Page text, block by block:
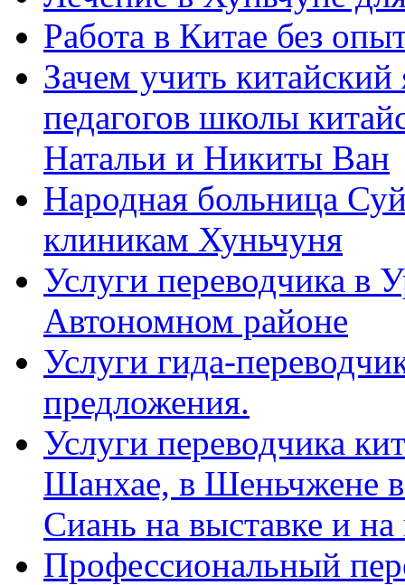
Работа в Китае без
Зачем учить
педагогов школы
Натальи и Никиты Ван
Народная больница
клиникам Хуньчуня
Услуги переводчика в
Автономном районе
Услуги гида-
предложения.
Услуги переводчика
Шанхае, в Шеньчжене
Сиань на выставке и
Профессиональный